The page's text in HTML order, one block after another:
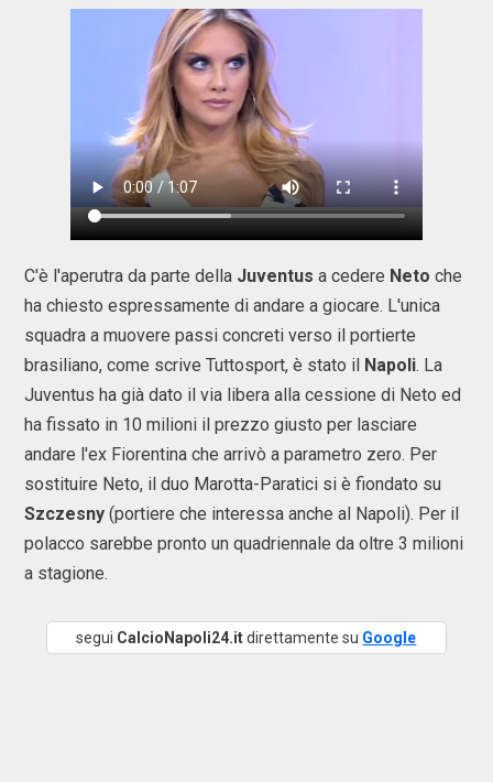
C'è l'aperutra da parte della Juventus a cedere Neto che
ha chiesto espressamente di andare a giocare. L'unica
squadra a muovere passi concreti verso il portierte
brasiliano, come scrive Tuttosport, è stato il Napoli. La
Juventus ha già dato il via libera alla cessione di Neto ed
ha fissato in 10 milioni il prezzo giusto per lasciare
andare l'ex Fiorentina che arrivò a parametro zero. Per
sostituire Neto, il duo Marotta-Paratici si è fiondato su
Szczesny (portiere che interessa anche al Napoli). Per il
polacco sarebbe pronto un quadriennale da oltre 3 milioni
a stagione.
segui CalcioNapoli24.itdirettamente su Google